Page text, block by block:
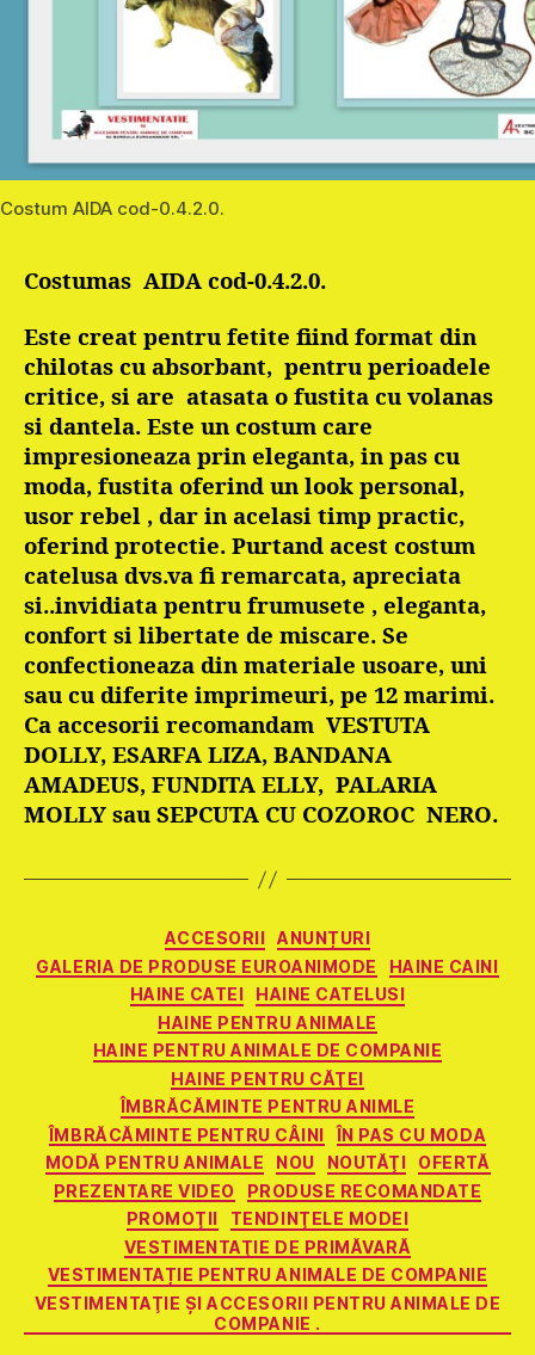
Costum AIDA cod-0.4.2.0.
Costumas AIDA cod-0.4.2.0.
Este creat pentru fetite fiind format din
chilotas cu absorbant, pentru perioadele
critice, si are atasata o fustita cu volanas
si dantela. Este un costum care
impresioneaza prin eleganta, in pas cu
moda, fustita oferind un look personal,
usor rebel , dar in acelasi timp practic,
oferind protectie. Purtand acest costum
catelusa dvs.va fi remarcata, apreciata
si..invidiata pentru frumusete , eleganta,
confort si libertate de miscare. Se
confectioneaza din materiale usoare, uni
sau cu diferite imprimeuri, pe 12 marimi.
Ca accesorii recomandam VESTUTA
DOLLY, ESARFA LIZA, BANDANA
AMADEUS, FUNDITA ELLY, PALARIA
MOLLY sau SEPCUTA CU COZOROC NERO.
Categorii
ACCESORII
ANUNȚURI
GALERIA DE PRODUSE EUROANIMODE
HAINE CAINI
HAINE CATEI
HAINE CATELUSI
HAINE PENTRU ANIMALE
HAINE PENTRU ANIMALE DE COMPANIE
HAINE PENTRU CĂŢEI
ÎMBRĂCĂMINTE PENTRU ANIMLE
ÎMBRĂCĂMINTE PENTRU CÂINI
ÎN PAS CU MODA
MODĂ PENTRU ANIMALE
NOU NOUTĂŢI
OFERTĂ
PREZENTARE VIDEO
PRODUSE RECOMANDATE
PROMOŢII
TENDINŢELE MODEI
VESTIMENTAŢIE DE PRIMĂVARĂ
VESTIMENTAȚIE PENTRU ANIMALE DE COMPANIE
VESTIMENTAŢIE ŞI ACCESORII PENTRU ANIMALE DE
COMPANIE .